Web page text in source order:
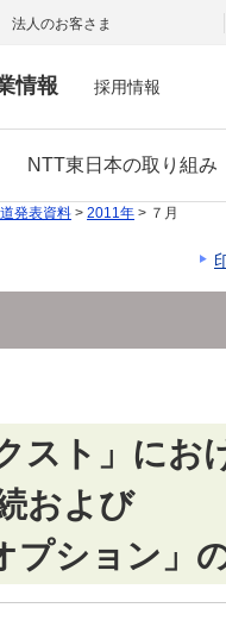
情報
NTT東日本の取り組み
法人のお客さま
採用情報
発表資料 > 2011年 > ７月
スト」に
および
プション」